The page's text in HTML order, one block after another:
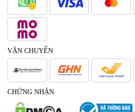
VẬN CHUYỂN
CHỨNG NHẬN